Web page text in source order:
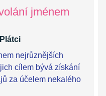
jménem
nejrůznějších
cílem bývá získání
za účelem nekalého